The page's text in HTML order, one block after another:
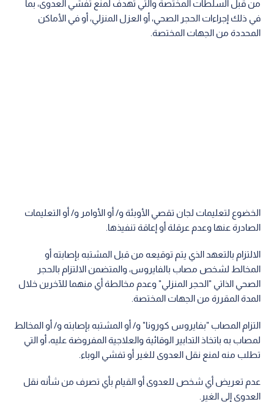
من قبل السلطات المختصة والتي تهدف لمنع تفشي العدوى، بما
في ذلك إجراءات الحجر الصحي، أو العزل المنزلي، أو في الأماكن
المحددة من الجهات المختصة.
الخضوع لتعليمات لجان تقصي الأوبئة و/ أو الأوامر و/ أو التعليمات
الصادرة عنها وعدم عرقلة أو إعاقة تنفيذها.
الالتزام بالتعهد الذي يتم توقيعه من قبل المشتبه بإصابته أو
المخالط لشخص مصاب بالفايروس، والمتضمن الالتزام بالحجر
الصحي الذاتي "الحجر المنزلي" وعدم مخالطة أي منهما للآخرين خلال
المدة المقررة من الجهات المختصة.
التزام المصاب "بفايروس كورونا" و/ أو المشتبه بإصابته و/ أو المخالط
لمصاب به باتخاذ التدابير الوقائية والعلاجية المفروضة عليه، أو التي
تطلب منه لمنع نقل العدوى للغير أو تفشي الوباء.
عدم تعريض أي شخص للعدوى أو القيام بأي تصرف من شأنه نقل
العدوى إلى الغير.